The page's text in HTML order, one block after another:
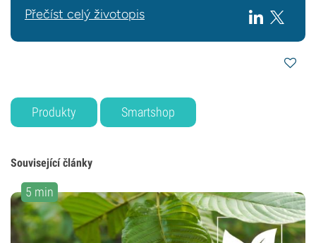
Přečíst celý životopis
Produkty Smartshop
Související články
5 min